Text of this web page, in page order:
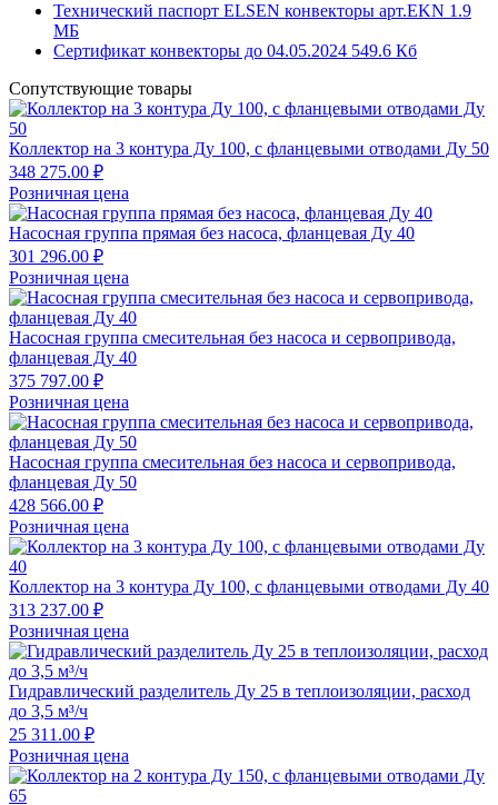
Технический паспорт ELSEN конвекторы арт.EKN 1.9
MБ
Сертификат конвекторы до 04.05.2024 549.6 Кб
Сопутствующие товары
Коллектор на 3 контура Ду 100, с фланцевыми отводами Ду 50
348 275.00 ₽
Розничная цена
Насосная группа прямая без насоса, фланцевая Ду 40
301 296.00 ₽
Розничная цена
Насосная группа смесительная без насоса и сервопривода,
фланцевая Ду 40
375 797.00 ₽
Розничная цена
Насосная группа смесительная без насоса и сервопривода,
фланцевая Ду 50
428 566.00 ₽
Розничная цена
Коллектор на 3 контура Ду 100, с фланцевыми отводами Ду 40
313 237.00 ₽
Розничная цена
Гидравлический разделитель Ду 25 в теплоизоляции, расход
до 3,5 м³/ч
25 311.00 ₽
Розничная цена